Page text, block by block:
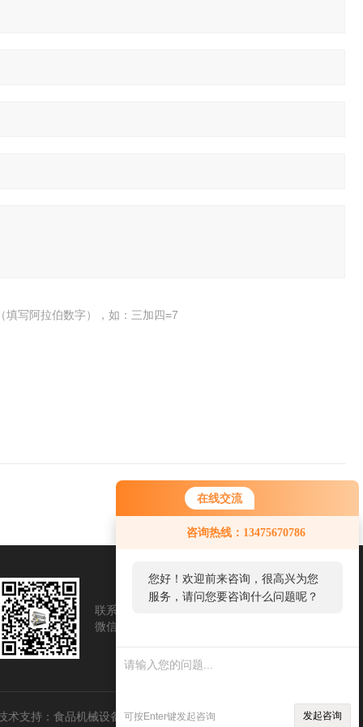
在线交流
咨询热线：13475670786
服务，请问您要咨询什么问题呢？
您好，看您停留很久了，是否找到
了需求产品，您可以直接在线与我
可按Enter键发起咨询 发起咨询
填写阿拉伯数字），如：三加四=7
下一篇：0405金鼎清水鹌鹑蛋杀菌锅
联系我们
微信账号
支持： 食品机械设备网 管理登陆